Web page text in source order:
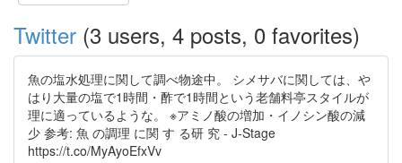
Twitter (3 users, 4 posts, 0 favorites)
魚の塩水処理に関して調べ物途中。 シメサバに関しては、や
はり大量の塩で1時間・酢で1時間という老舗料亭スタイルが
理に適っているような。 ※アミノ酸の増加・イノシン酸の減
少 参考: 魚 の調理 に関 す る研 究 - J-Stage
https://t.co/MyAyoEfxVv